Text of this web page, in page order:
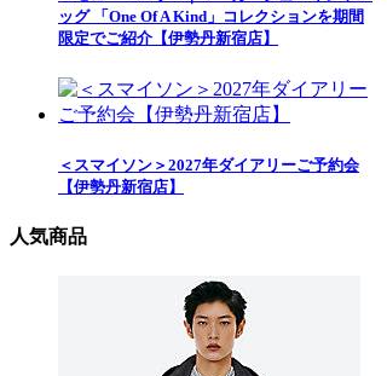
ッグ 「One Of A Kind」コレクションを期間
限定でご紹介【伊勢丹新宿店】
＜スマイソン＞2027年ダイアリーご予約会
【伊勢丹新宿店】
人気商品